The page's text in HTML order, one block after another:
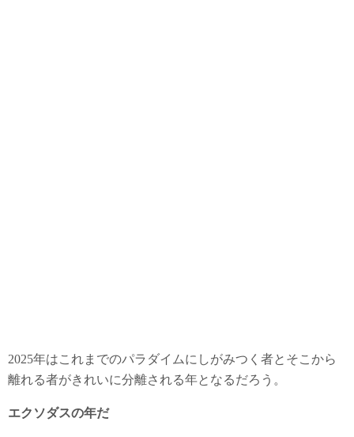
2025年はこれまでのパラダイムにしがみつく者とそこから
離れる者がきれいに分離される年となるだろう。
エクソダスの年だ